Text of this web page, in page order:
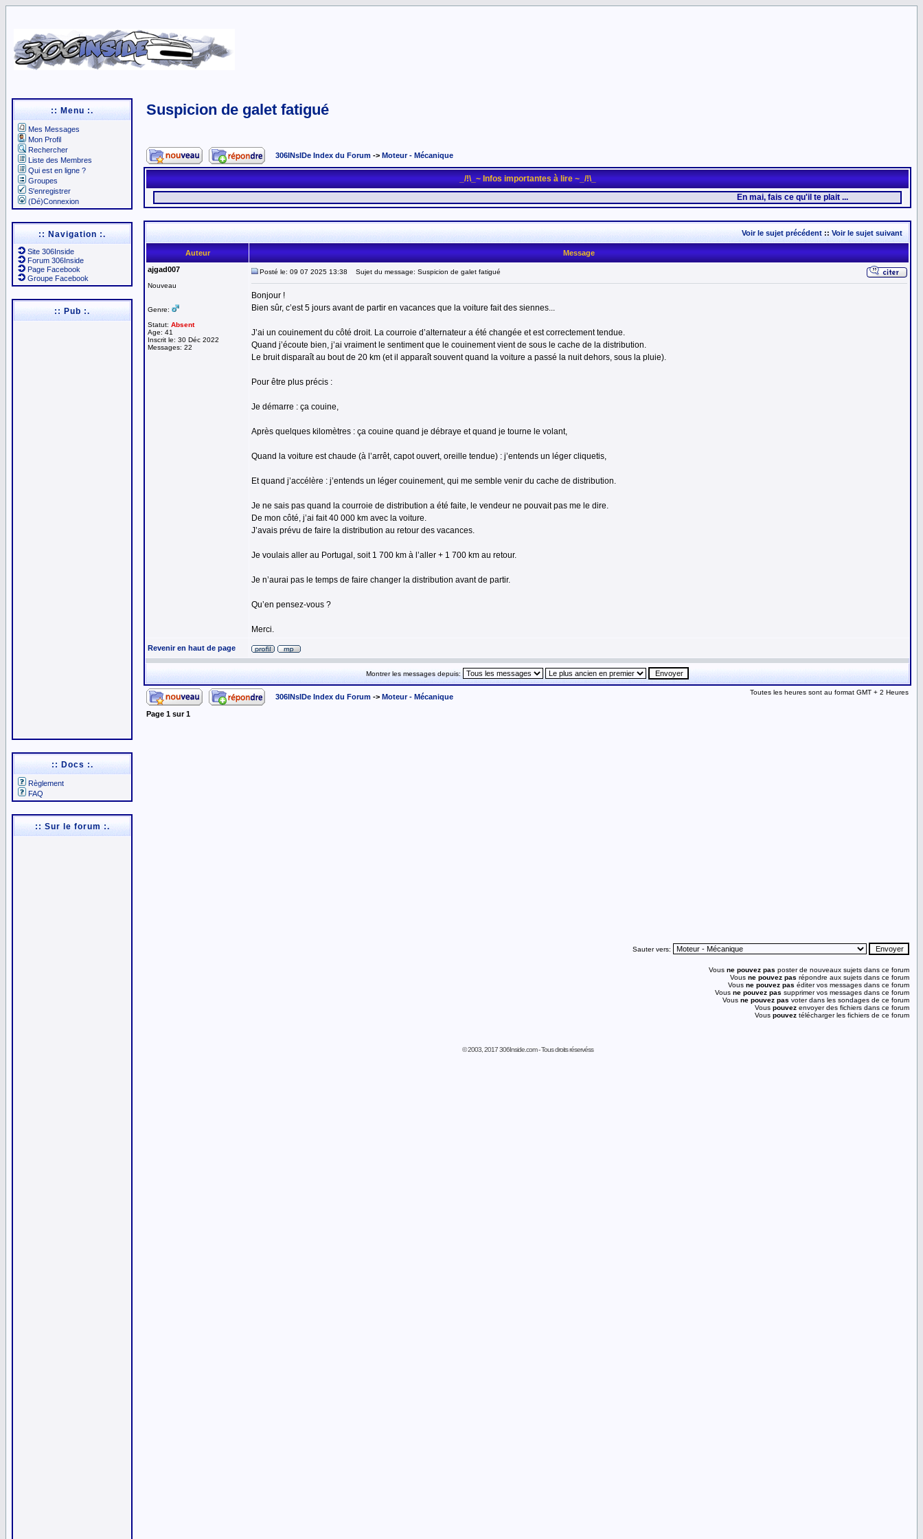
:: Menu :.
Mes Messages
Mon Profil
Rechercher
Liste des Membres
Qui est en ligne ?
Groupes
S'enregistrer
(Dé)Connexion
:: Navigation :.
Site 306Inside
Forum 306Inside
Page Facebook
Groupe Facebook
:: Pub :.
:: Docs :.
Règlement
FAQ
:: Sur le forum :.
Suspicion de galet fatigué
306INsIDe Index du Forum -> Moteur - Mécanique
_/!\_~ Infos importantes à lire ~_/!\_
En mai, fais ce qu'il te plait ...
Voir le sujet précédent :: Voir le sujet suivant
Auteur
Message
ajgad007
Nouveau
Genre:
Statut: Absent
Age: 41
Inscrit le: 30 Déc 2022
Messages: 22
Posté le: 09 07 2025 13:38 Sujet du message: Suspicion de galet fatigué
Bonjour !
Bien sûr, c’est 5 jours avant de partir en vacances que la voiture fait des siennes...
J’ai un couinement du côté droit. La courroie d’alternateur a été changée et est correctement tendue.
Quand j’écoute bien, j’ai vraiment le sentiment que le couinement vient de sous le cache de la distribution.
Le bruit disparaît au bout de 20 km (et il apparaît souvent quand la voiture a passé la nuit dehors, sous la pluie).
Pour être plus précis :
Je démarre : ça couine,
Après quelques kilomètres : ça couine quand je débraye et quand je tourne le volant,
Quand la voiture est chaude (à l’arrêt, capot ouvert, oreille tendue) : j’entends un léger cliquetis,
Et quand j’accélère : j’entends un léger couinement, qui me semble venir du cache de distribution.
Je ne sais pas quand la courroie de distribution a été faite, le vendeur ne pouvait pas me le dire.
De mon côté, j’ai fait 40 000 km avec la voiture.
J’avais prévu de faire la distribution au retour des vacances.
Je voulais aller au Portugal, soit 1 700 km à l’aller + 1 700 km au retour.
Je n’aurai pas le temps de faire changer la distribution avant de partir.
Qu’en pensez-vous ?
Merci.
Revenir en haut de page
Montrer les messages depuis:
306INsIDe Index du Forum -> Moteur - Mécanique
Toutes les heures sont au format GMT + 2 Heures
Page 1 sur1
Sauter vers:
Vous ne pouvez pas poster de nouveaux sujets dans ce forum
Vous ne pouvez pas répondre aux sujets dans ce forum
Vous ne pouvez pas éditer vos messages dans ce forum
Vous ne pouvez pas supprimer vos messages dans ce forum
Vous ne pouvez pas voter dans les sondages de ce forum
Vous pouvez envoyer des fichiers dans ce forum
Vous pouvez télécharger les fichiers de ce forum
© 2003, 2017 306Inside.com - Tous droits réservéss